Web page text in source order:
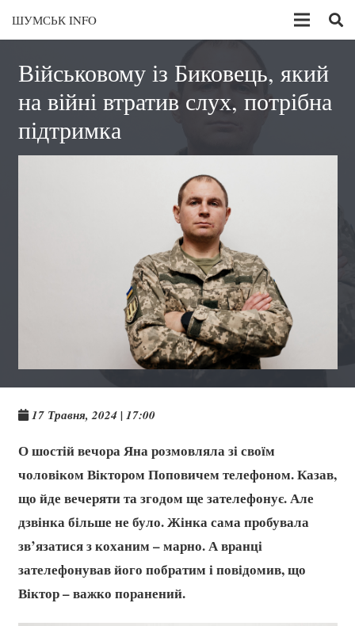
ШУМСЬК INFO
Військовому із Биковець, який
на війні втратив слух, потрібна
підтримка
17 Травня, 2024 | 17:00
О шостій вечора Яна розмовляла зі своїм
чоловіком Віктором Поповичем телефоном. Казав,
що йде вечеряти та згодом ще зателефонує. Але
дзвінка більше не було. Жінка сама пробувала
зв’язатися з коханим – марно. А вранці
зателефонував його побратим і повідомив, що
Віктор – важко поранений.